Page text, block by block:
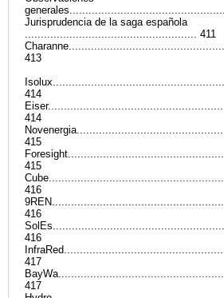
Jurisprudencia de la saga española
...................................................... 411
413
414
414
415
415
416
416
416
417
417